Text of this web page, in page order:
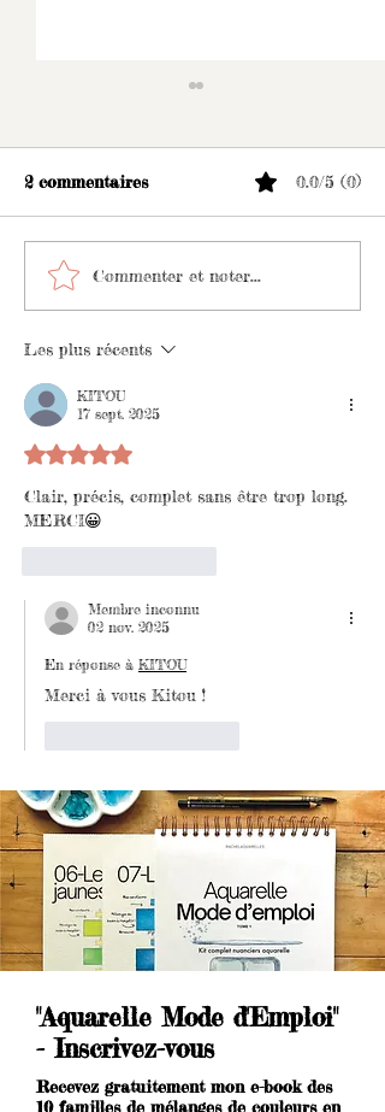
Tutoriel vidéo peindre
une barque à l'aquarelle
2 commentaires 0.0/5 (0)
Commenter et noter...
Les plus récents
KITOU
17 sept. 2025
Noté 5 étoiles sur 5.
Clair, précis, complet sans être trop long.
MERCI😀
Membre inconnu
02 nov. 2025
En réponse à KITOU
Merci à vous Kitou !
"Aquarelle Mode d'Emploi"
- Inscrivez-vous
Recevez gratuitement mon e-book des
10 familles de mélanges de couleurs en